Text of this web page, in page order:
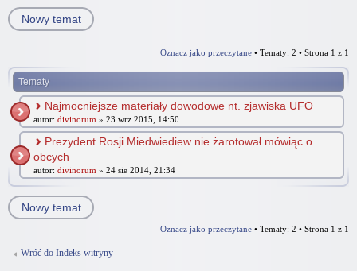
Nowy temat
Oznacz jako przeczytane • Tematy: 2 • Strona 1 z 1
Tematy
Najmocniejsze materiały dowodowe nt. zjawiska UFO
autor: divinorum » 23 wrz 2015, 14:50
Prezydent Rosji Miedwiediew nie żarotował mówiąc o
obcych
autor: divinorum » 24 sie 2014, 21:34
Nowy temat
Oznacz jako przeczytane • Tematy: 2 • Strona 1 z 1
Wróć do Indeks witryny